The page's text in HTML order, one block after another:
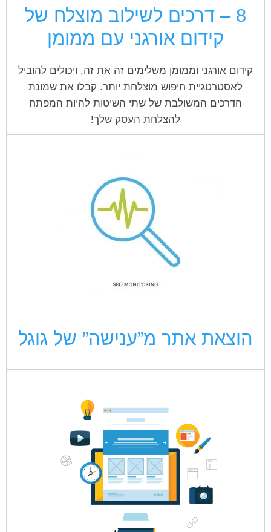
8 – דרכים לשילוב מוצלח של
קידום אורגני עם ממומן
קידום אורגני וממומן משלימים זה את זה, ויכולים להוביל
לאסטרטגיית חיפוש מוצלחת יותר. קבלו את שמונת
הדרכים המשולבת של שתי השיטות להיות המפתח
להצלחת העסק שלך!
הוצאת אתר מ”ענישה” של גוגל